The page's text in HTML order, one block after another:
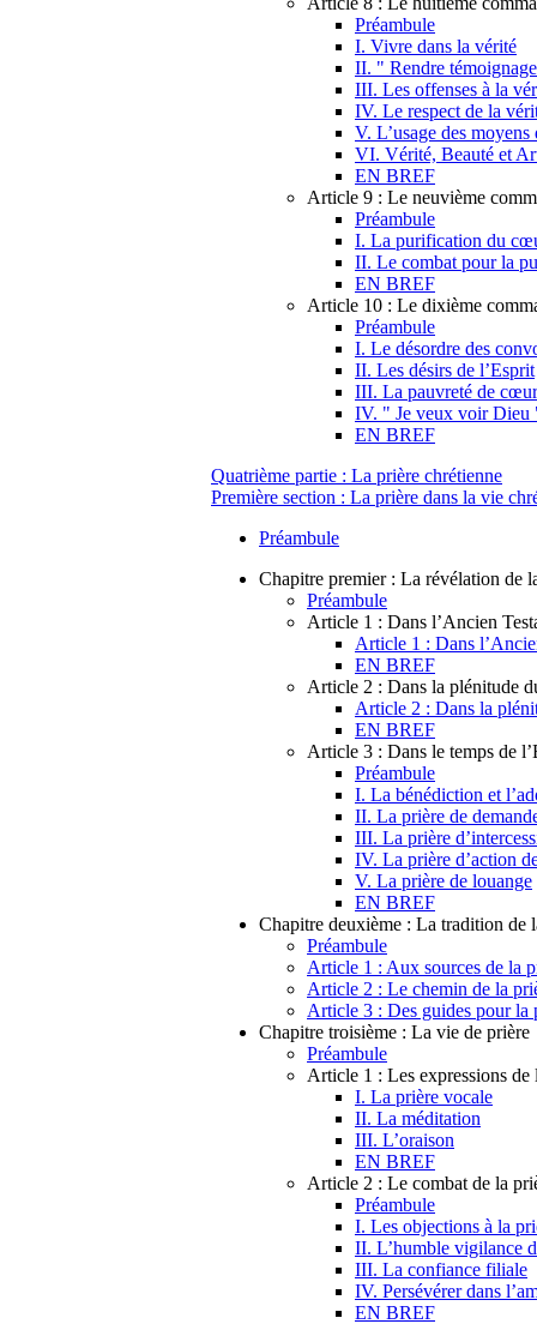
Préambule
I. Vivre dans la vérité
II. " Rendre
III. Les offenses à la
IV. Le respect de la
V. L’usage des
VI. Vérité, Beauté et
EN BREF
Article 9 : Le neuvième
Préambule
I. La purification du
II. Le combat pour la
EN BREF
Article 10 : Le dixième
Préambule
I. Le désordre des
II. Les désirs de l’Esprit
III. La pauvreté de cœur
IV. " Je veux voir Dieu
EN BREF
Quatrième partie : La prière chrétienne
Première section : La prière dans la vie
Préambule
Chapitre premier : La révélation de
Préambule
Article 1 : Dans l’Ancien
Article 1 : Dans
EN BREF
Article 2 : Dans la plénitude
Article 2 : Dans la
EN BREF
Article 3 : Dans le temps de
Préambule
I. La bénédiction et
II. La prière de
III. La prière
IV. La prière d’action
V. La prière de louange
EN BREF
Chapitre deuxième : La tradition de
Préambule
Article 1 : Aux sources de la
Article 2 : Le chemin de la
Article 3 : Des guides pour la
Chapitre troisième : La vie de prière
Préambule
Article 1 : Les expressions de
I. La prière vocale
II. La méditation
III. L’oraison
EN BREF
Article 2 : Le combat de la
Préambule
I. Les objections à la
II. L’humble vigilance
III. La confiance filiale
IV. Persévérer dans
EN BREF